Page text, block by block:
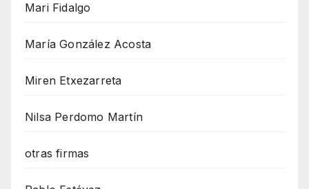
Mari Fidalgo
María González Acosta
Miren Etxezarreta
Nilsa Perdomo Martín
otras firmas